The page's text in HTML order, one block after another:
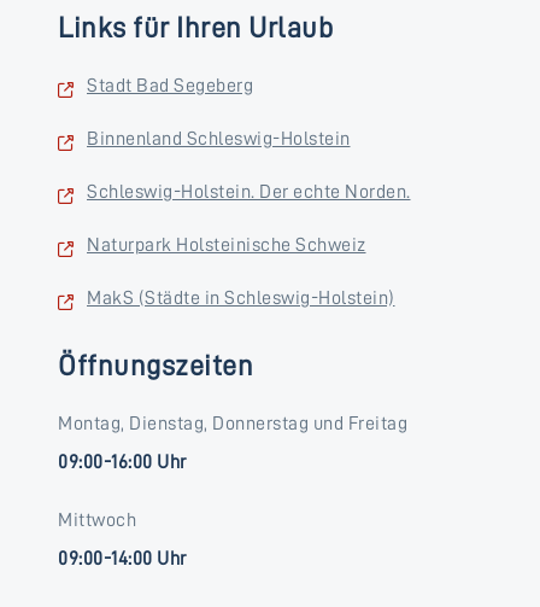
Links für Ihren Urlaub
Stadt Bad Segeberg
Binnenland Schleswig-Holstein
Schleswig-Holstein. Der echte Norden.
Naturpark Holsteinische Schweiz
MakS (Städte in Schleswig-Holstein)
Öffnungszeiten
Montag, Dienstag, Donnerstag und Freitag
09:00-16:00 Uhr
Mittwoch
09:00-14:00 Uhr